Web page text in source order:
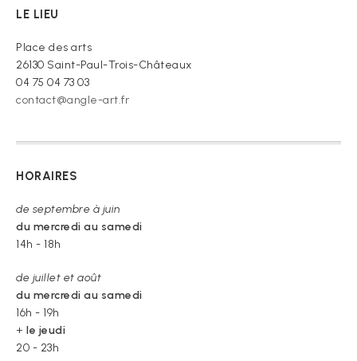
LE LIEU
Place des arts
26130 Saint-Paul-Trois-Châteaux
04 75 04 73 03
contact@angle-art.fr
HORAIRES
de septembre à juin
du mercredi au samedi
14h - 18h
de juillet et août
du mercredi au samedi
16h - 19h
+ le jeudi
20 - 23h